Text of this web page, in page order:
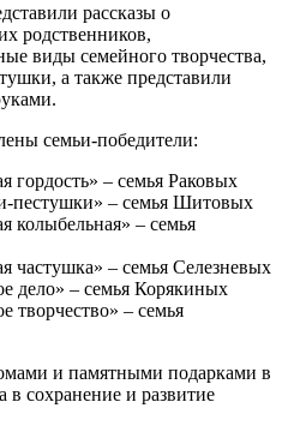
рассказы о
родственников,
виды семейного творчества,
а также представили
семьи-победители:
гордость» – семья Раковых
пестушки» – семья Шитовых
колыбельная» – семья
частушка» – семья Селезневых
дело» – семья Корякиных
творчество» – семья
и памятными подарками в
в сохранение и развитие